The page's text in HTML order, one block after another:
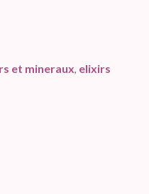
et mineraux, elixirs